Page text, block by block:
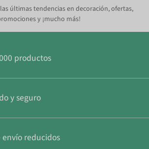
últimas tendencias en decoración, ofertas,
y ¡mucho más!
productos
y seguro
envío reducidos